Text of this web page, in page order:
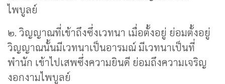
ไพบูลย์
๒. วิญญาณที่เข้าถึงซึ่งเวทนา เมื่อตั้งอยู่ ย่อมตั้งอยู่
วิญญาณนั้นมีเวทนาเป็นอารมณ์ มีเวทนาเป็นที่
พำนัก เข้าไปเสพซึ่งความยินดี ย่อมถึงความเจริญ
งอกงามไพบูลย์